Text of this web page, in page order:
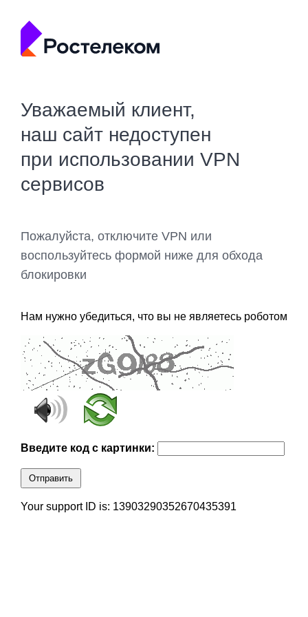
Уважаемый клиент,
наш сайт недоступен
при использовании VPN
сервисов
Пожалуйста, отключите VPN или
воспользуйтесь формой ниже для обхода
блокировки
Нам нужно убедиться, что вы не являетесь роботом
Введите код с картинки:
Отправить
Your support ID is: 13903290352670435391